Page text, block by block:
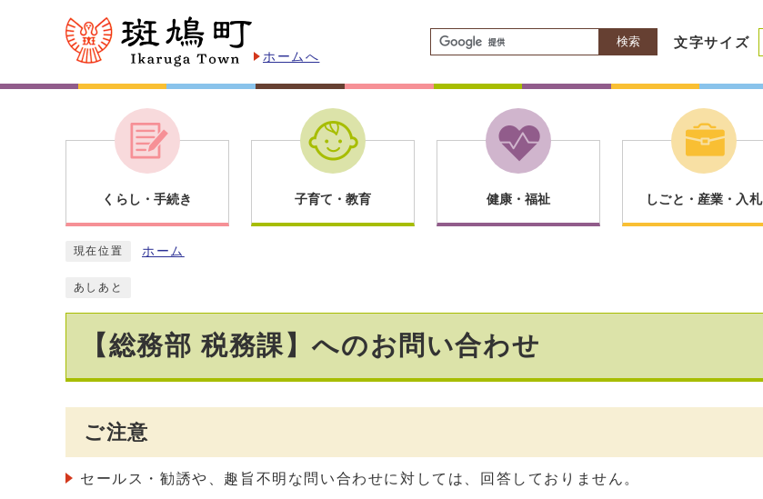
ホームへ
検索 文字サイズ
くらし・手続き 子育て・教育 健康・福祉 しごと・産業・入札
現在位置 ホーム
あしあと
【総務部 税務課】へのお問い合わせ
ご注意
セールス・勧誘や、趣旨不明な問い合わせに対しては、回答しておりません。